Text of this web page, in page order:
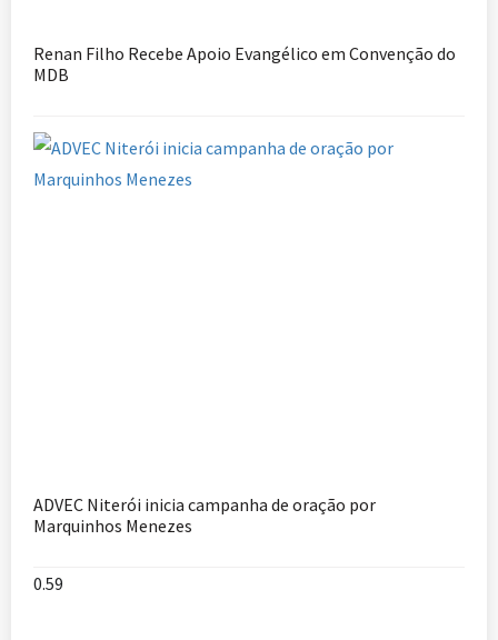
Renan Filho Recebe Apoio Evangélico em Convenção do
MDB
ADVEC Niterói inicia campanha de oração por
Marquinhos Menezes